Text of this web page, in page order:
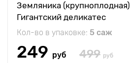
Земляника (крупноплодная)
Гигантский деликатес
Кол-во в упаковке: 5 саж
249 руб 499 руб